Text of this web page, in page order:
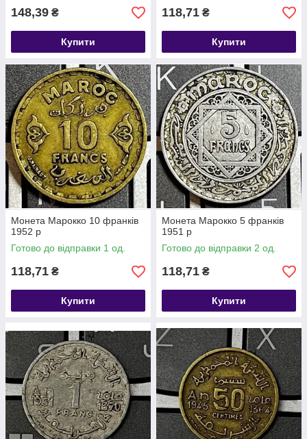
148,39 ₴
Купити
118,71 ₴
Купити
Монета Марокко 10 франків
1952 р
Готово до відправки 1 од.
118,71 ₴
Купити
Монета Марокко 5 франків
1951 р
Готово до відправки 2 од.
118,71 ₴
Купити